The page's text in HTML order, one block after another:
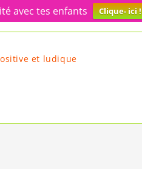
avec tes enfants Clique- ici !
et ludique